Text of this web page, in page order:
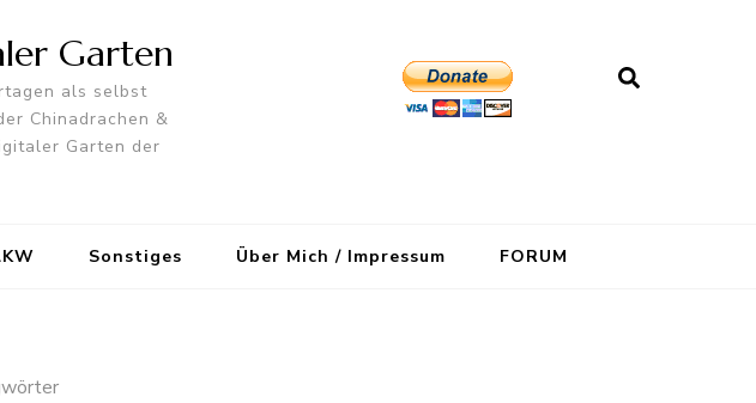
Garten
als selbst
Chinadrachen &
Garten der
Sonstiges Über Mich / Impressum FORUM